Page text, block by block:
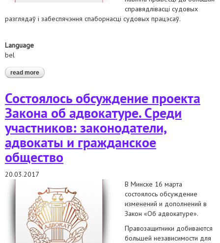
справядлівасці судовых
разглядаў і забеспячэння спаборнасці судовых працэсаў.
Language
bel
read more about адбылося абмеркаванне праекта закона аб
адвакатуры. сярод удзельнікаў: заканадаўцы, адвакаты і
Состоялось обсуждение проекта
Закона об адвокатуре. Среди
участников: законодатели,
адвокаты и гражданское
общество
20.03.2017
В Минске 16 марта
состоялось обсуждение
изменений и дополнений в
Закон «Об адвокатуре».
Правозащитники добиваются
большей независимости для